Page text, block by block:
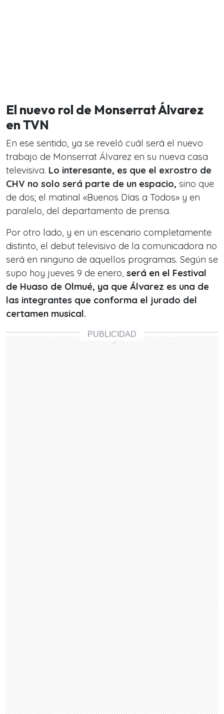
El nuevo rol de Monserrat Álvarez
en TVN
En ese sentido, ya se reveló cuál será el nuevo
trabajo de Monserrat Álvarez en su nueva casa
televisiva. Lo interesante, es que el exrostro de
CHV no solo será parte de un espacio, sino que
de dos; el matinal «Buenos Días a Todos» y en
paralelo, del departamento de prensa.
Por otro lado, y en un escenario completamente
distinto, el debut televisivo de la comunicadora no
será en ninguno de aquellos programas. Según se
supo hoy jueves 9 de enero, será en el Festival
de Huaso de Olmué, ya que Álvarez es una de
las integrantes que conforma el jurado del
certamen musical.